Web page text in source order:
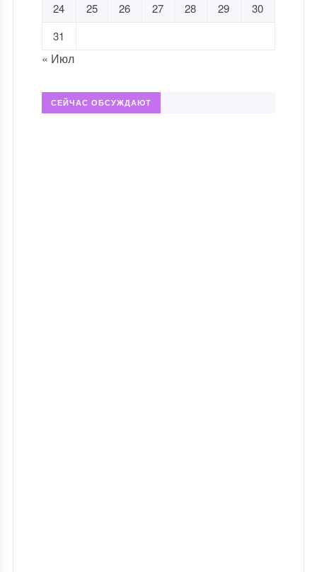
24
25 26 27 28 29
30
31
« Июл
СЕЙЧАС ОБСУЖДАЮТ